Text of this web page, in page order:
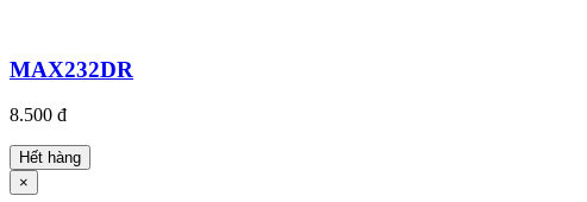
MAX232DR
8.500 đ
Hết hàng
×